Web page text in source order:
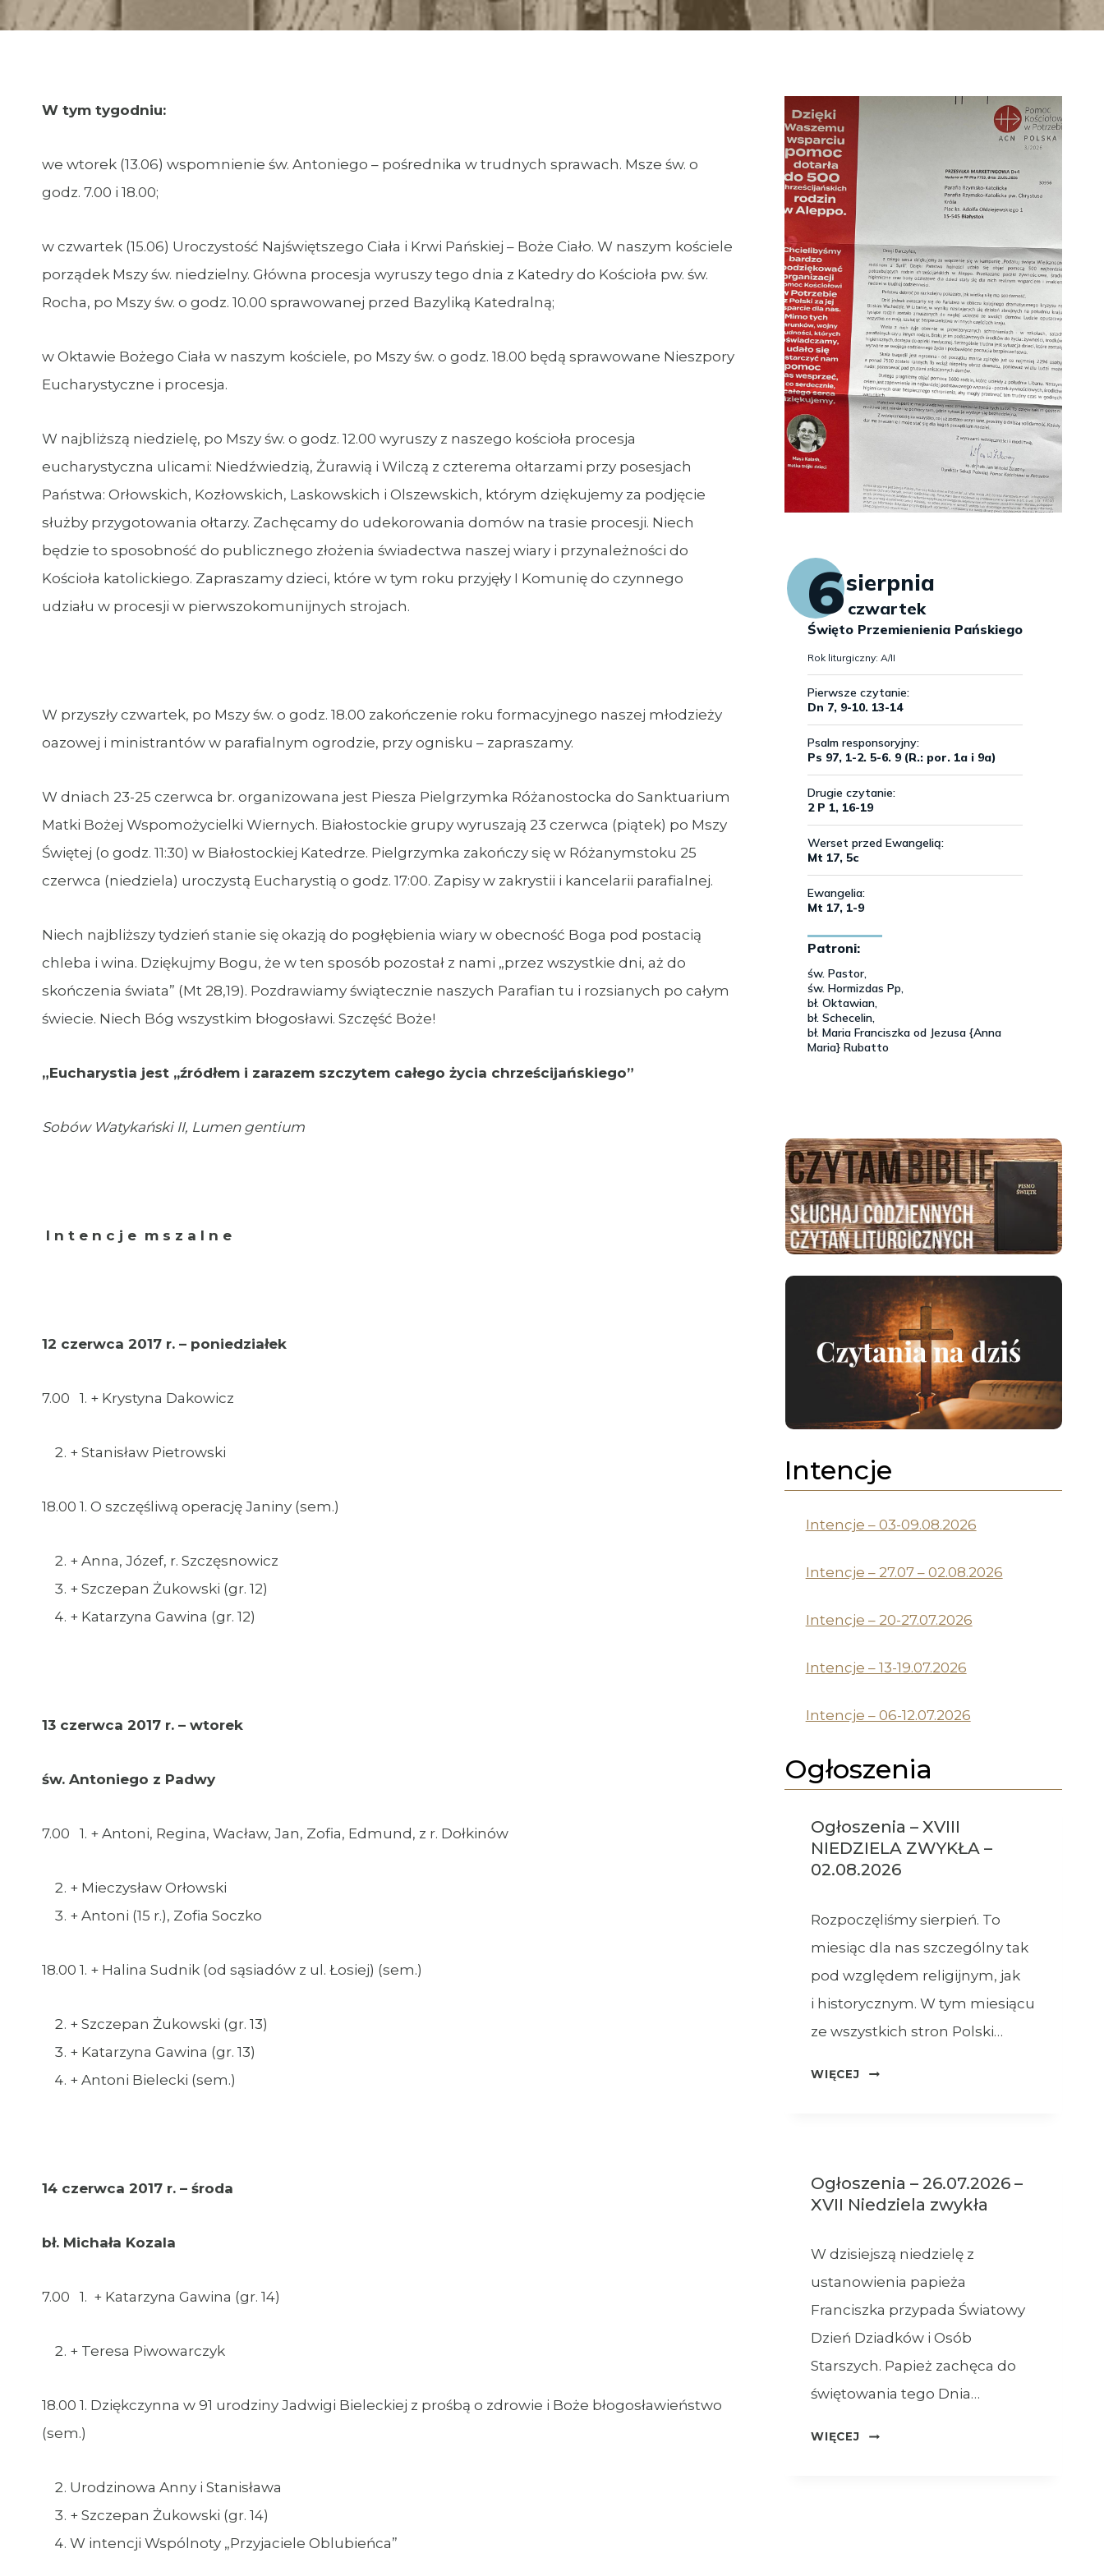
W tym tygodniu:
we wtorek (13.06) wspomnienie św. Antoniego – pośrednika w trudnych sprawach. Msze św. o
godz. 7.00 i 18.00;
w czwartek (15.06) Uroczystość Najświętszego Ciała i Krwi Pańskiej – Boże Ciało. W naszym kościele
porządek Mszy św. niedzielny. Główna procesja wyruszy tego dnia z Katedry do Kościoła pw. św.
Rocha, po Mszy św. o godz. 10.00 sprawowanej przed Bazyliką Katedralną;
w Oktawie Bożego Ciała w naszym kościele, po Mszy św. o godz. 18.00 będą sprawowane Nieszpory
Eucharystyczne i procesja.
W najbliższą niedzielę, po Mszy św. o godz. 12.00 wyruszy z naszego kościoła procesja
eucharystyczna ulicami: Niedźwiedzią, Żurawią i Wilczą z czterema ołtarzami przy posesjach
Państwa: Orłowskich, Kozłowskich, Laskowskich i Olszewskich, którym dziękujemy za podjęcie
służby przygotowania ołtarzy. Zachęcamy do udekorowania domów na trasie procesji. Niech
będzie to sposobność do publicznego złożenia świadectwa naszej wiary i przynależności do
Kościoła katolickiego. Zapraszamy dzieci, które w tym roku przyjęły I Komunię do czynnego
udziału w procesji w pierwszokomunijnych strojach.
W przyszły czwartek, po Mszy św. o godz. 18.00 zakończenie roku formacyjnego naszej młodzieży
oazowej i ministrantów w parafialnym ogrodzie, przy ognisku – zapraszamy.
W dniach 23-25 czerwca br. organizowana jest Piesza Pielgrzymka Różanostocka do Sanktuarium
Matki Bożej Wspomożycielki Wiernych. Białostockie grupy wyruszają 23 czerwca (piątek) po Mszy
Świętej (o godz. 11:30) w Białostockiej Katedrze. Pielgrzymka zakończy się w Różanymstoku 25
czerwca (niedziela) uroczystą Eucharystią o godz. 17:00. Zapisy w zakrystii i kancelarii parafialnej.
Niech najbliższy tydzień stanie się okazją do pogłębienia wiary w obecność Boga pod postacią
chleba i wina. Dziękujmy Bogu, że w ten sposób pozostał z nami „przez wszystkie dni, aż do
skończenia świata” (Mt 28,19). Pozdrawiamy świątecznie naszych Parafian tu i rozsianych po całym
świecie. Niech Bóg wszystkim błogosławi. Szczęść Boże!
„Eucharystia jest ,,źródłem i zarazem szczytem całego życia chrześcijańskiego”
Sobów Watykański II, Lumen gentium
I n t e n c j e m s z a l n e
12 czerwca 2017 r. – poniedziałek
7.00 1. + Krystyna Dakowicz
+ Stanisław Pietrowski
18.00 1. O szczęśliwą operację Janiny (sem.)
+ Anna, Józef, r. Szczęsnowicz
+ Szczepan Żukowski (gr. 12)
+ Katarzyna Gawina (gr. 12)
13 czerwca 2017 r. – wtorek
św. Antoniego z Padwy
7.00 1. + Antoni, Regina, Wacław, Jan, Zofia, Edmund, z r. Dołkinów
+ Mieczysław Orłowski
+ Antoni (15 r.), Zofia Soczko
18.00 1. + Halina Sudnik (od sąsiadów z ul. Łosiej) (sem.)
+ Szczepan Żukowski (gr. 13)
+ Katarzyna Gawina (gr. 13)
+ Antoni Bielecki (sem.)
14 czerwca 2017 r. – środa
bł. Michała Kozala
7.00 1. + Katarzyna Gawina (gr. 14)
+ Teresa Piwowarczyk
18.00 1. Dziękczynna w 91 urodziny Jadwigi Bieleckiej z prośbą o zdrowie i Boże błogosławieństwo
(sem.)
Urodzinowa Anny i Stanisława
+ Szczepan Żukowski (gr. 14)
W intencji Wspólnoty „Przyjaciele Oblubieńca”
Intencje
Intencje – 03-09.08.2026
Intencje – 27.07 – 02.08.2026
Intencje – 20-27.07.2026
Intencje – 13-19.07.2026
Intencje – 06-12.07.2026
Ogłoszenia
Ogłoszenia – XVIII
NIEDZIELA ZWYKŁA –
02.08.2026
Rozpoczęliśmy sierpień. To
miesiąc dla nas szczególny tak
pod względem religijnym, jak
i historycznym. W tym miesiącu
ze wszystkich stron Polski…
WIĘCEJ
OGŁOSZENIA
–
02.08.2026
Ogłoszenia – 26.07.2026 –
XVII Niedziela zwykła
W dzisiejszą niedzielę z
ustanowienia papieża
Franciszka przypada Światowy
Dzień Dziadków i Osób
Starszych. Papież zachęca do
świętowania tego Dnia…
WIĘCEJ
OGŁOSZENIA